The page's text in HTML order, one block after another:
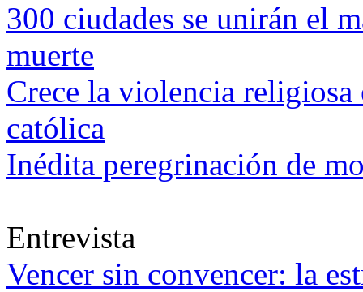
300 ciudades se unirán el
muerte
Crece la violencia
católica
Inédita peregrinación de
Entrevista
Vencer sin convencer: la